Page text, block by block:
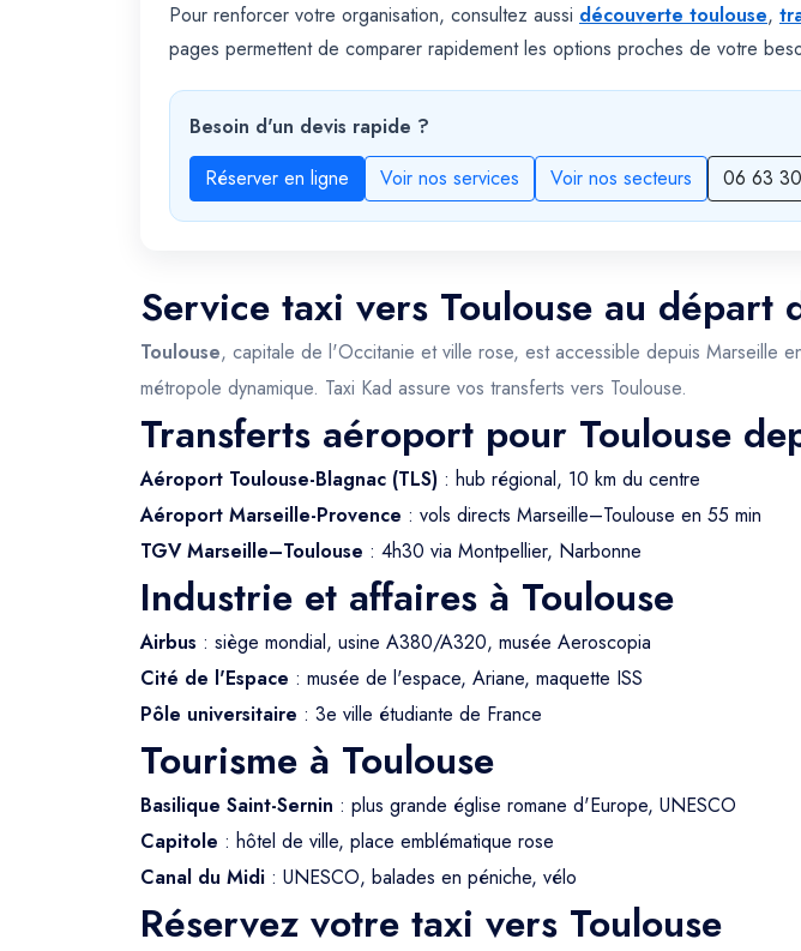
Pour renforcer votre organisation, consultez aussi découverte toulouse,
pages permettent de comparer rapidement les options proches de votre
Besoin d'un devis rapide ?
Réserver en ligne
Voir nos services Voir nos secteurs 06 63
Service taxi vers Toulouse au départ
Toulouse, capitale de l'Occitanie et ville rose, est accessible depuis Marseille
métropole dynamique. Taxi Kad assure vos transferts vers Toulouse.
Transferts aéroport pour Toulouse
Aéroport Toulouse-Blagnac (TLS) : hub régional, 10 km du centre
Aéroport Marseille-Provence : vols directs Marseille–Toulouse en 55 min
TGV Marseille–Toulouse : 4h30 via Montpellier, Narbonne
Industrie et affaires à Toulouse
Airbus : siège mondial, usine A380/A320, musée Aeroscopia
Cité de l'Espace : musée de l'espace, Ariane, maquette ISS
Pôle universitaire : 3e ville étudiante de France
Tourisme à Toulouse
Basilique Saint-Sernin : plus grande église romane d'Europe, UNESCO
Capitole : hôtel de ville, place emblématique rose
Canal du Midi : UNESCO, balades en péniche, vélo
Réservez votre taxi vers Toulouse